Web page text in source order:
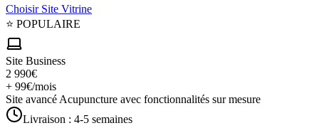
Choisir Site Vitrine
⭐ POPULAIRE
Site Business
2 990€
+ 99€/mois
Site avancé Acupuncture avec fonctionnalités sur mesure
Livraison : 4-5 semaines